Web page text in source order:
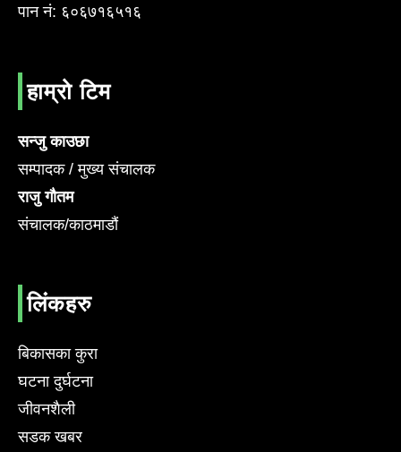
पान नं: ६०६७१६५१६
हाम्रो टिम
सन्जु काउछा
सम्पादक / मुख्य संचालक
राजु गौतम
संचालक/काठमाडौं
लिंकहरु
बिकासका कुरा
घटना दुर्घटना
जीवनशैली
सडक खबर